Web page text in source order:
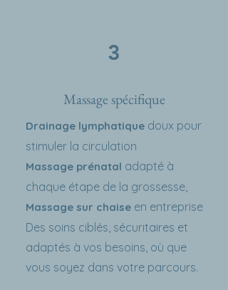
3
Massage spécifique
Drainage lymphatique doux pour
stimuler la circulation
Massage prénatal adapté à
chaque étape de la grossesse,
Massage sur chaise en entreprise
Des soins ciblés, sécuritaires et
adaptés à vos besoins, où que
vous soyez dans votre parcours.